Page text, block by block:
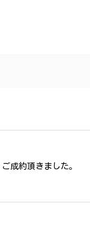
成約頂きました。